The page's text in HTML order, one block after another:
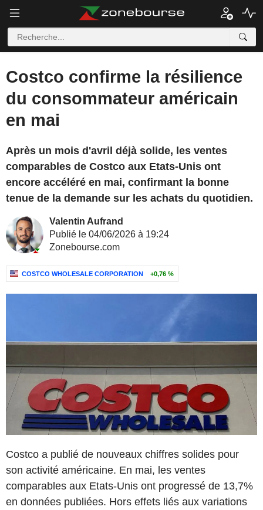
Costco confirme la résilience
du consommateur américain
en mai
Après un mois d'avril déjà solide, les ventes
comparables de Costco aux Etats-Unis ont
encore accéléré en mai, confirmant la bonne
tenue de la demande sur les achats du quotidien.
Valentin Aufrand
Publié le 04/06/2026 à 19:24
Zonebourse.com
COSTCO WHOLESALE CORPORATION +0,76 %
Costco a publié de nouveaux chiffres solides pour
son activité américaine. En mai, les ventes
comparables aux Etats-Unis ont progressé de 13,7%
en données publiées. Hors effets liés aux variations